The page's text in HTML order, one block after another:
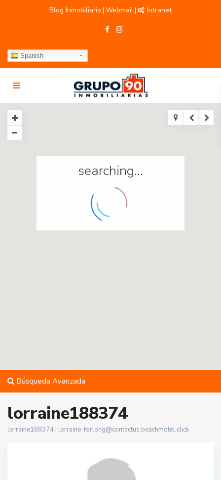
Blog Inmobiliario | Webmail| Intranet
Spanish
searching...
Búsqueda Avanzada
lorraine188374
lorraine188374 | lorraine-forlong@contactus.beachmotel.click